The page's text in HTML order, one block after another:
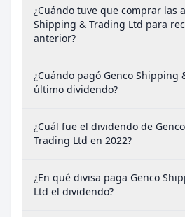
¿Cuándo tuve que comprar las
Shipping & Trading Ltd para
anterior?
¿Cuándo pagó Genco Shipping
último dividendo?
¿Cuál fue el dividendo de
Trading Ltd en 2022?
¿En qué divisa paga Genco
Ltd el dividendo?